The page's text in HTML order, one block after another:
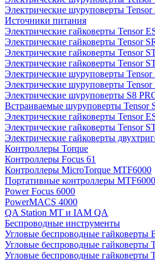
Электрические шуруповерты Tensor
Источники питания
Электрические гайковерты Tensor
Электрические гайковерты Tensor
Электрические гайковерты Tensor
Электрические гайковерты Tensor
Электрические шуруповерты Tensor
Электрические шуруповерты Tensor
Электрические шуруповерты S8
Встраиваемые шуруповерты Tensor
Электрические гайковерты Tensor
Электрические гайковерты Tensor
Электрические гайковерты
Контроллеры Torque
Контроллеры Focus 61
Контроллеры MicroTorque MTF6000
Портативные контроллеры MTF6000
Power Focus 6000
PowerMACS 4000
QA Station MT и IAM QA
Беспроводные инструменты
Угловые беспроводные гайковерты
Угловые беспроводные гайковерты
Угловые беспроводные гайковерты